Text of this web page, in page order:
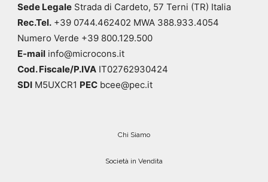
Sede Legale Strada di Cardeto, 57 Terni (TR) Italia
Rec.Tel. +39 0744.462402 MWA 388.933.4054
Numero Verde +39 800.129.500
E-mail info@microcons.it
Cod. Fiscale/P.IVA IT02762930424
SDI M5UXCR1 PEC bcee@pec.it
Chi Siamo
Società in Vendita